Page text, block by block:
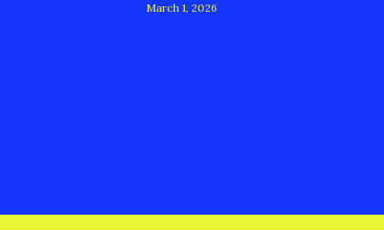
March 1, 2026